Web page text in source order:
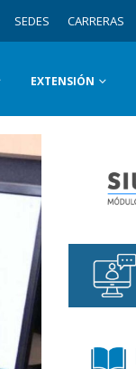
SEDES CARRERAS
EXTENSIÓN